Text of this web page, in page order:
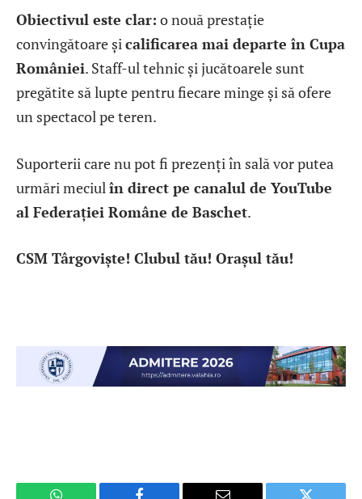
Obiectivul este clar: o nouă prestație
convingătoare șicalificarea mai departe în Cupa
României. Staff-ul tehnic și jucătoarele sunt
pregătite să lupte pentru fiecare minge și să ofere
un spectacol pe teren.
Suporterii care nu pot fi prezenți în sală vor putea
urmări meciul în direct pe canalul de YouTube
al Federației Române de Baschet.
CSM Târgoviște! Clubul tău! Orașul tău!